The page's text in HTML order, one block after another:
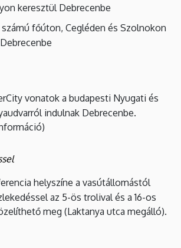
keresztül Debrecenbe
főúton, Cegléden és Szolnokon
vonatok a budapesti Nyugati és
indulnak Debrecenbe.
helyszíne a vasútállomástól
az 5-ös trolival és a 16-os
meg (Laktanya utca megálló).